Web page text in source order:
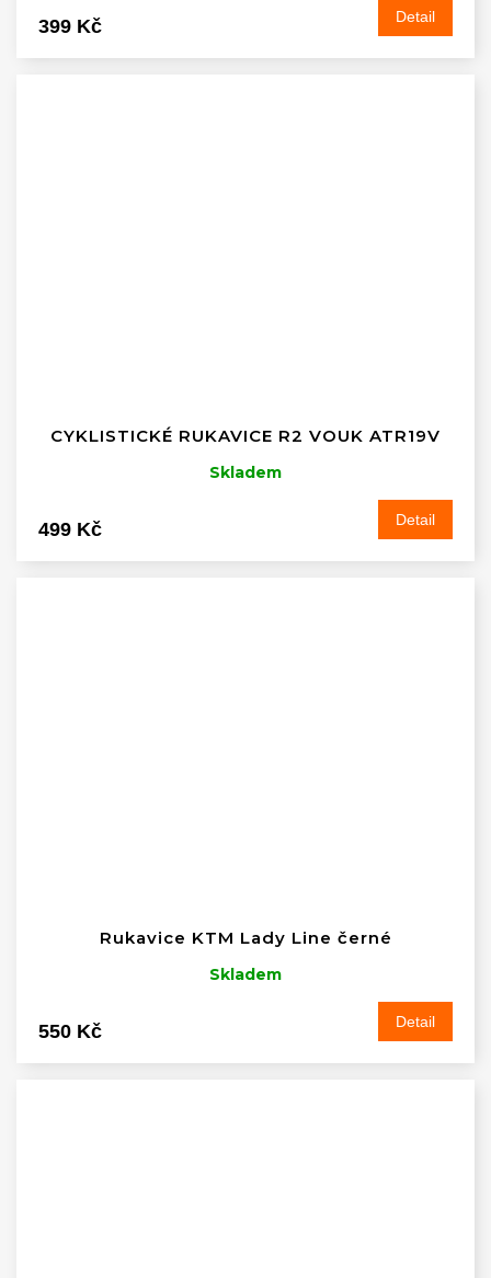
399 Kč Detail
CYKLISTICKÉ RUKAVICE R2 VOUK ATR19V
Skladem
499 Kč Detail
Rukavice KTM Lady Line černé
Skladem
550 Kč Detail